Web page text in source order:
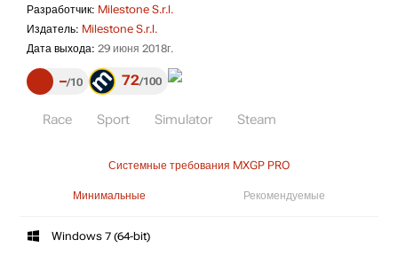
Разработчик: Milestone S.r.l.
Издатель: Milestone S.r.l.
Дата выхода: 29 июня 2018г.
– 10 72 100
Race Sport Simulator Steam
Системные требования MXGP PRO
Минимальные Рекомендуемые
Windows 7 (64-bit)